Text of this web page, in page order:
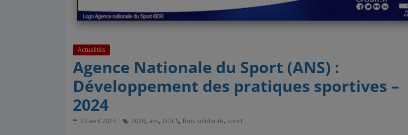
Actualités
Agence Nationale du Sport (ANS) :
Développement des pratiques sportives –
2024
23 avril 2024 2020, ans, DDCS, fons solidarité, sport